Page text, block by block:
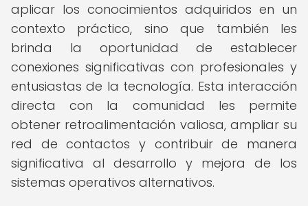
aplicar los conocimientos adquiridos en un
contexto práctico, sino que también les
brinda la oportunidad de establecer
conexiones significativas con profesionales y
entusiastas de la tecnología. Esta interacción
directa con la comunidad les permite
obtener retroalimentación valiosa, ampliar su
red de contactos y contribuir de manera
significativa al desarrollo y mejora de los
sistemas operativos alternativos.